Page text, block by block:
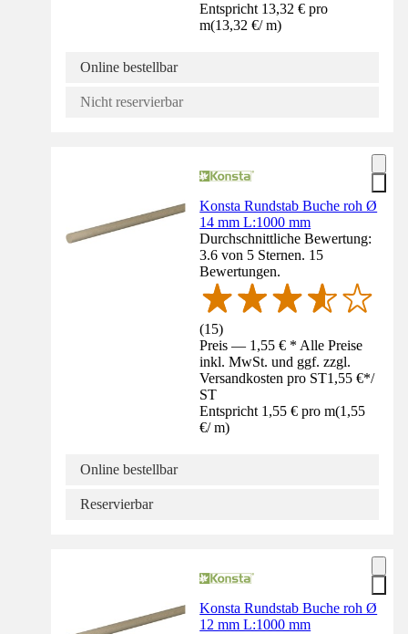
Entspricht 13,32 € pro
m(13,32 €/ m)
Online bestellbar
Nicht reservierbar
Konsta Rundstab Buche roh Ø
14 mm L:1000 mm
Durchschnittliche Bewertung:
3.6 von 5 Sternen. 15
Bewertungen.
(15)
Preis — 1,55 € * Alle Preise
inkl. MwSt. und ggf. zzgl.
Versandkosten pro ST1,55 €*/
ST
Entspricht 1,55 € pro m(1,55
€/ m)
Online bestellbar
Reservierbar
Konsta Rundstab Buche roh Ø
12 mm L:1000 mm